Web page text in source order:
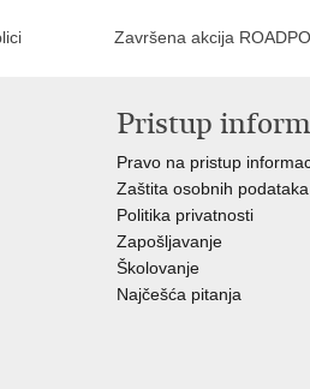
Završena akcija
Pristup
Pravo na pristup
Zaštita osobnih podataka
Politika privatnosti
Zapošljavanje
Školovanje
Najčešća pitanja